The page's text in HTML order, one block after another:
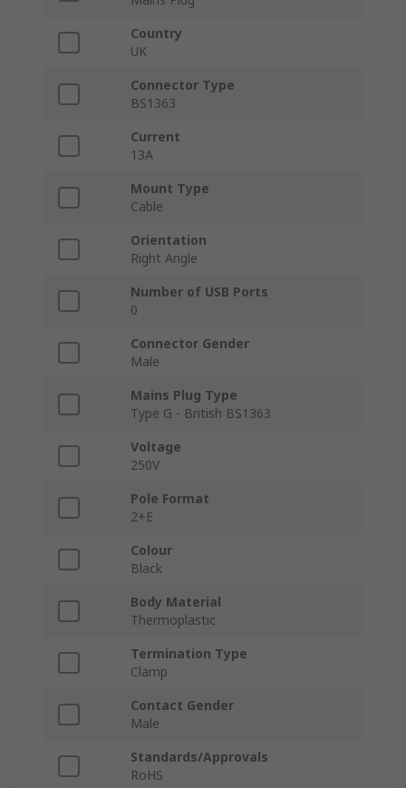
Country
UK
Connector Type
BS1363
Current
13A
Mount Type
Cable
Orientation
Right Angle
Number of USB Ports
0
Connector Gender
Male
Mains Plug Type
Type G - British BS1363
Voltage
250V
Pole Format
2+E
Colour
Black
Body Material
Thermoplastic
Termination Type
Clamp
Contact Gender
Male
Standards/Approvals
RoHS